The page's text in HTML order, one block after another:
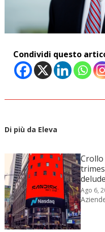
Condividi questo
Di più da Eleva
Crollo
Ago 6,